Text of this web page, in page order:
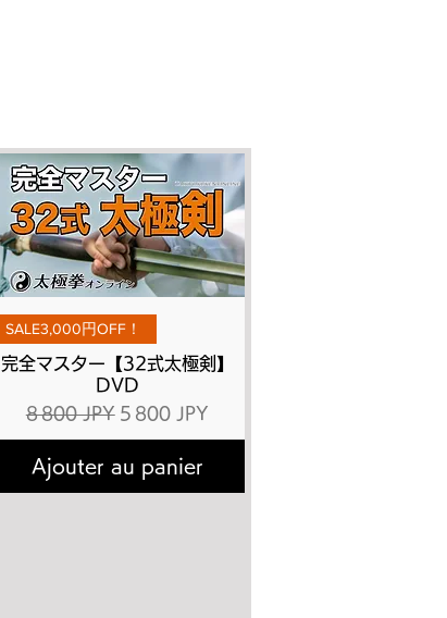
Aperçu rapide
SALE3,000円OFF！
完全マスター【32式太極剣】
DVD
Prix original
8 800 JPY Prix promotionnel
5 800 JPY
Ajouter au panier